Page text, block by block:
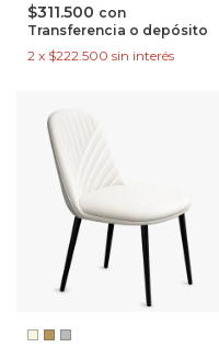
$311.500 con
Transferencia o depósito
2 x $222.500 sin interés